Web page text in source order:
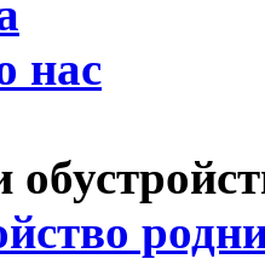
нас